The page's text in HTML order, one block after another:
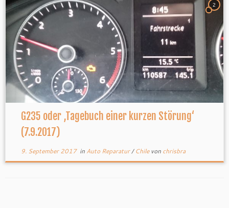
2
G235 oder ‚Tagebuch einer kurzen Störung‘
(7.9.2017)
9. September 2017in Auto Reparatur/Chile von chrisbra